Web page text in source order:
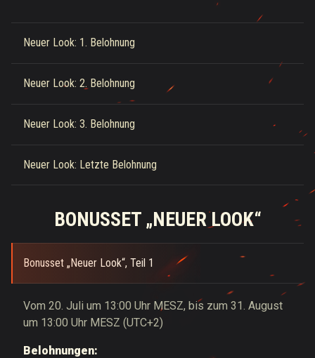
Neuer Look: 1. Belohnung
Neuer Look: 2. Belohnung
Neuer Look: 3. Belohnung
Neuer Look: Letzte Belohnung
BONUSSET „NEUER LOOK“
Bonusset „Neuer Look“, Teil 1
Vom 20. Juli um 13:00 Uhr MESZ, bis zum 31. August
um 13:00 Uhr MESZ (UTC+2)
Belohnungen: